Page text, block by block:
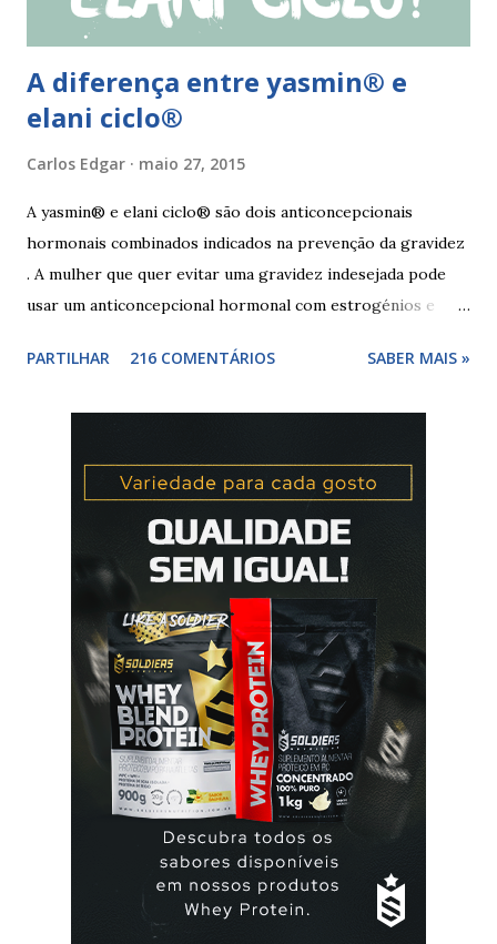
A diferença entre yasmin® e
elani ciclo®
Carlos Edgar maio 27, 2015
A yasmin® e elani ciclo® são dois anticoncepcionais
hormonais combinados indicados na prevenção da gravidez
. A mulher que quer evitar uma gravidez indesejada pode
usar um anticoncepcional hormonal com estrogénios e
para não correr riscos. Os anticoncepcionais yasmin® e
mulher deve tomar um comprimido por dia, seguindo
a ordem da cartela ou blister. No final da cartela ou blister
deve fazer uma pausa de 7 dias, para menstruar. A mulher
que usa a elani ciclo® pode ter que tomar seguida, deve
seguir a recomendação de seu médico. A yasmin® e elani
ciclo® são iguais? Sim são, ambas as pílulas têm a
mesma composição hormonal, apesar da yasmin ® ter
menos comprimidos, 21 comprimidos por carte...
PARTILHAR 216 COMENTÁRIOS SABER MAIS »